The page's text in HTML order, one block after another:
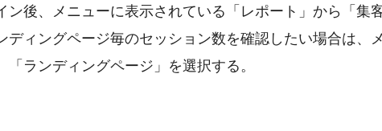
後、メニューに表示されている「レポート」から「集客
ディングページ毎のセッション数を確認したい場合は、
ランディングページ」を選択する。